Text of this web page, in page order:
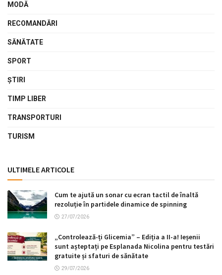
MODĂ
RECOMANDĂRI
SĂNĂTATE
SPORT
ŞTIRI
TIMP LIBER
TRANSPORTURI
TURISM
ULTIMELE ARTICOLE
Cum te ajută un sonar cu ecran tactil de înaltă
rezoluție în partidele dinamice de spinning
27/07/2026
„Controlează-ți Glicemia” – Ediția a II-a! Ieșenii
sunt așteptați pe Esplanada Nicolina pentru testări
gratuite și sfaturi de sănătate
29/07/2026